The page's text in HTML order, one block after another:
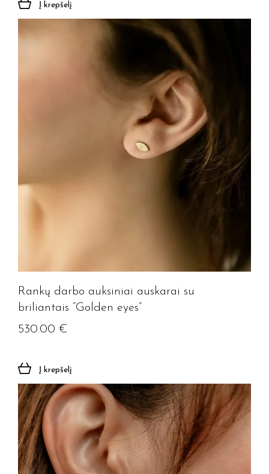
Į krepšelį
Rankų darbo auksiniai auskarai su
briliantais “Golden eyes”
530.00 €
Į krepšelį